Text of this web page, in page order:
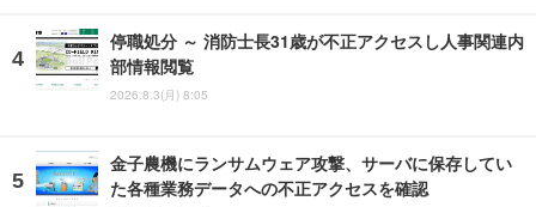
停職処分 ～ 消防士長31歳が不正アクセスし人事関連内
部情報閲覧
2026.8.3(月) 8:05
金子農機にランサムウェア攻撃、サーバに保存してい
た各種業務データへの不正アクセスを確認